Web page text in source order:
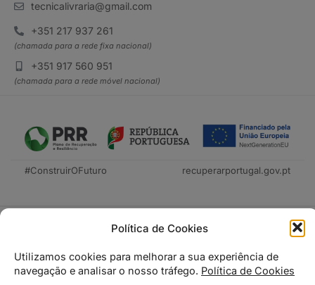
Política de Cookies
Utilizamos cookies para melhorar a sua experiência de
navegação e analisar o nosso tráfego. Política de Cookies
tecnicalivraria@gmail.com
+351 217 937 261
(chamada para a rede fixa nacional)
+351 917 560 951
(chamada para a rede móvel nacional)
#ConstruirOFuturo recuperarportugal.gov.pt